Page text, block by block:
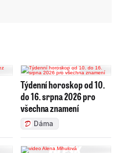
Týdenní horoskop od 10.
do 16. srpna 2026 pro
všechna znamení
Dáma